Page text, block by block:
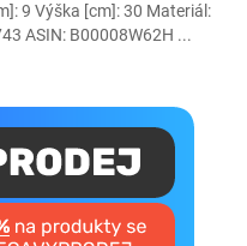
9 Výška [cm]: 30 Materiál:
ASIN: B00008W62H ...